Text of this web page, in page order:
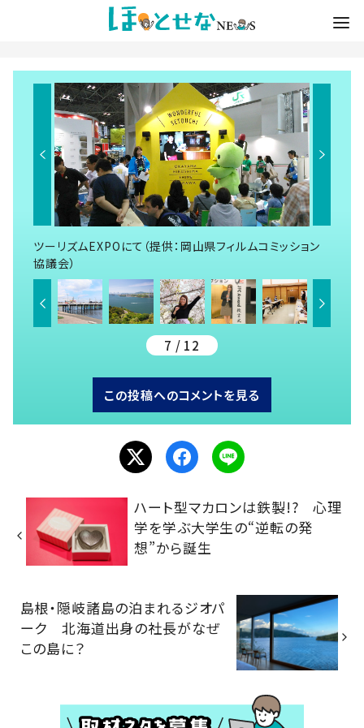
ツーリズムEXPOにて（提供：岡山県フィルムコミッション
協議会）
7 / 12
この投稿へのコメントを見る
ハート型マカロンは鉄製!? 心理
学を学ぶ大学生の“逆転の発
想”から誕生
島根・隠岐諸島の泊まれるジオパ
ーク 北海道出身の社長がなぜ
この島に？